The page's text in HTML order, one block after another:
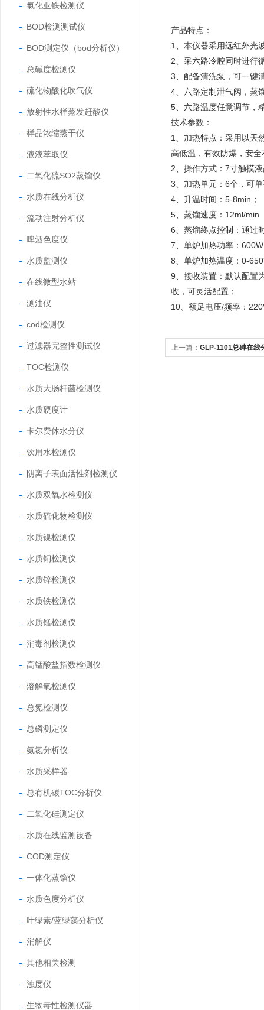
氯化亚铁检测仪
BOD检测测试仪
BOD测定仪（bod分析仪）
总碱度检测仪
硫化物酸化吹气仪
放射性水样蒸发赶酸仪
样品浓缩蒸干仪
液液萃取仪
二氧化硫SO2蒸馏仪
水质在线分析仪
流动注射分析仪
啤酒色度仪
水质监测仪
在线微型水站
测油仪
cod检测仪
过滤器完整性测试仪
TOC检测仪
水质大肠杆菌检测仪
水质硬度计
卡尔费休水分仪
饮用水检测仪
阴离子表面活性剂检测仪
水质双氧水检测仪
水质硫化物检测仪
水质镍检测仪
水质铜检测仪
水质锌检测仪
水质铁检测仪
水质锰检测仪
消毒剂检测仪
高锰酸盐指数检测仪
溶解氧检测仪
总氮检测仪
总磷测定仪
氨氮分析仪
水质采样器
总有机碳TOC分析仪
二氧化硅测定仪
水质在线监测设备
COD测定仪
一体化蒸馏仪
水质色度分析仪
叶绿素/蓝绿藻分析仪
消解仪
其他相关检测
浊度仪
生物毒性检测仪器
产品特点：
1、本仪器采用远红外光
2、采六路冷腔同时进行
3、配备清洗泵，可一键
4、六路定制泄气阀，蒸
5、六路温度任意调节，
技术参数：
1、加热特点：采用以天
高低温，有效防爆，安
2、操作方式：7寸触摸
3、加热单元：6个，可
4、升温时间：5-8min；
5、蒸馏速度：12ml/min
6、蒸馏终点控制：通过
7、单炉加热功率：
8、单炉加热温度：0-
9、接收装置：默认配置
收，可灵活配置；
10、额足电压/频率：
上一篇： GLP-1101总砷在线